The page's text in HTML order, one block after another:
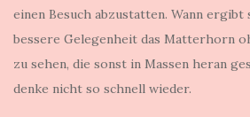
einen Besuch abzustatten. Wann ergibt
bessere Gelegenheit das Matterhorn
zu sehen, die sonst in Massen heran
denke nicht so schnell wieder.